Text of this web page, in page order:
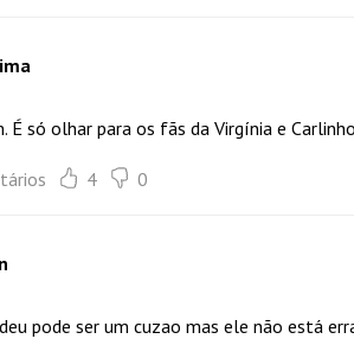
É só olhar para os fãs da Virgínia e
4 0
pode ser um cuzao mas ele não está